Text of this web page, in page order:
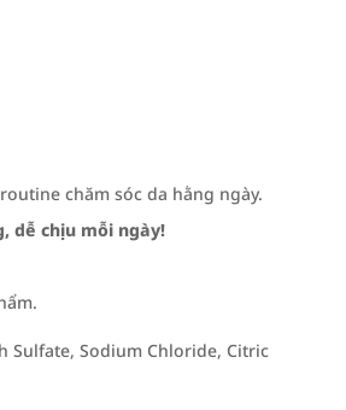
chăm sóc da hằng ngày.
dễ chịu mỗi ngày!
Sulfate, Sodium Chloride, Citric